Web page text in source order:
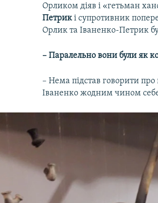
Орликом діяв і «гетьман
Петрикі супротивник
Орлик та Іваненко-Петрик
– Паралельно вони були як
– Нема підстав говорити про
Іваненко жодним чином